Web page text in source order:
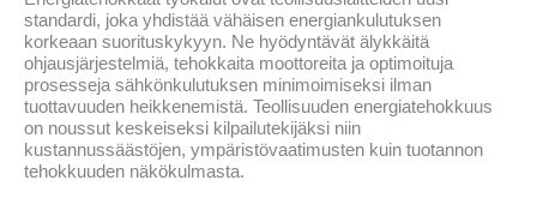
standardi, joka yhdistää vähäisen energiankulutuksen
korkeaan suorituskykyyn. Ne hyödyntävät älykkäitä
ohjausjärjestelmiä, tehokkaita moottoreita ja optimoituja
prosesseja sähkönkulutuksen minimoimiseksi ilman
tuottavuuden heikkenemistä. Teollisuuden energiatehokkuus
on noussut keskeiseksi kilpailutekijäksi niin
kustannussäästöjen, ympäristövaatimusten kuin tuotannon
tehokkuuden näkökulmasta.